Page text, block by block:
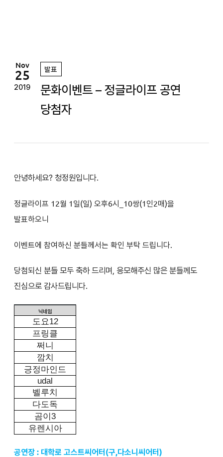
Nov
25
2019
발표
문화이벤트 – 정글라이프 공연
당첨자
안녕하세요? 청정원입니다.
정글라이프 12월 1일(일) 오후6시
_10쌍(1인2매)을
발표하오니
이벤트에 참여하신 분들께서는 확인 부탁 드립니다.
당첨되신 분들 모두 축하 드리며, 응모해주신 많은 분들께도
진심으로 감사드립니다.
닉네임
도요12
프링클
쩌니
깜치
긍정마인드
udal
벨루치
다도독
곰이3
유렌시아
공연장 : 대학로 고스트씨어터(구,다소니씨어터)